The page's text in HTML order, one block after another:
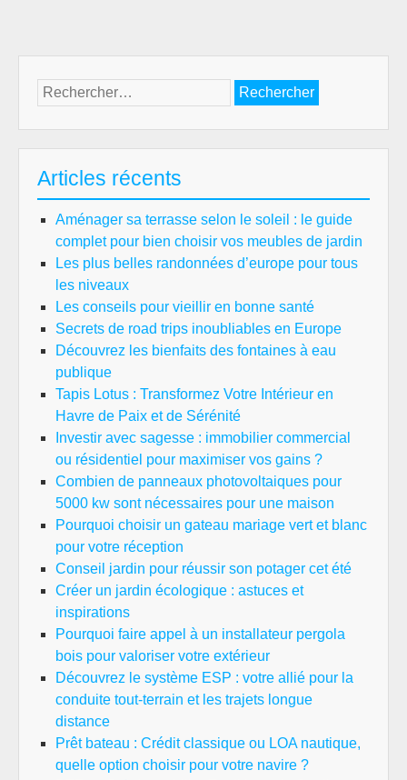
Rechercher :
Articles récents
Aménager sa terrasse selon le soleil : le guide
complet pour bien choisir vos meubles de jardin
Les plus belles randonnées d’europe pour tous
les niveaux
Les conseils pour vieillir en bonne santé
Secrets de road trips inoubliables en Europe
Découvrez les bienfaits des fontaines à eau
publique
Tapis Lotus : Transformez Votre Intérieur en
Havre de Paix et de Sérénité
Investir avec sagesse : immobilier commercial
ou résidentiel pour maximiser vos gains ?
Combien de panneaux photovoltaiques pour
5000 kw sont nécessaires pour une maison
Pourquoi choisir un gateau mariage vert et blanc
pour votre réception
Conseil jardin pour réussir son potager cet été
Créer un jardin écologique : astuces et
inspirations
Pourquoi faire appel à un installateur pergola
bois pour valoriser votre extérieur
Découvrez le système ESP : votre allié pour la
conduite tout-terrain et les trajets longue
distance
Prêt bateau : Crédit classique ou LOA nautique,
quelle option choisir pour votre navire ?